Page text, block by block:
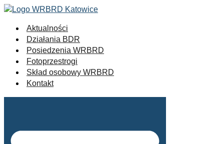
Aktualności
Działania BDR
Posiedzenia WRBRD
Fotoprzestrogi
Skład osobowy WRBRD
Kontakt